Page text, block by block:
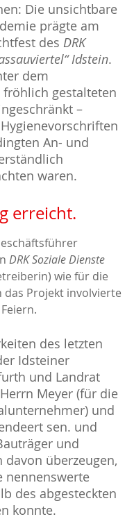
Die unsichtbare
prägte am
des DRK
Idstein.
dem
gestalteten
–
An- und
waren.
erreicht.
DRK Soziale Dienste
wie für die
das Projekt involvierte
des letzten
Idsteiner
und Landrat
Meyer (für die
und
sen. und
und
überzeugen,
nennenswerte
des abgesteckten
konnte.